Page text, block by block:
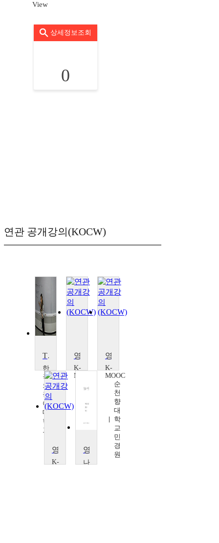
View
상세정보조회
0
연관 공개강의(KOCW)
TV 드라마 시나리오 작법
한
국
외
국
어
대
학
교
란
K-
MOOC
대
학
주
K-
MOOC
순
천
향
대
학
교
민
경
원
K-
나